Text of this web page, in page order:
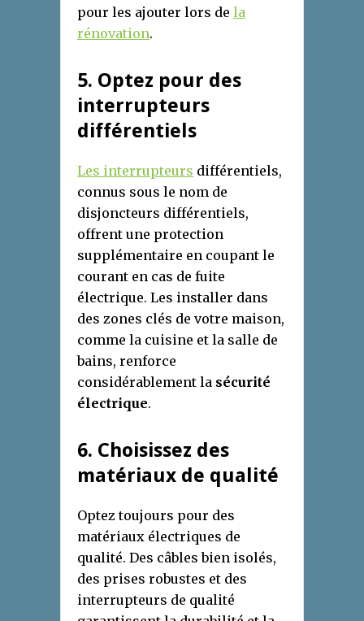
pour les ajouter lors de la
rénovation.
5. Optez pour des
interrupteurs
d ifférentiels
Les interrupteurs différentiels,
connus sous le nom de
disjoncteurs différentiels,
offrent une protection
supplémentaire en coupant le
courant en cas de fuite
électrique. Les installer dans
des zones clés de votre maison,
comme la cuisine et la salle de
bains, renforce
considérablement la sécurité
électrique.
6. Choisissez des
matériaux de qualité
Optez toujours pour des
matériaux électriques de
qualité. Des câbles bien isolés,
des prises robustes et des
interrupteurs de qualité